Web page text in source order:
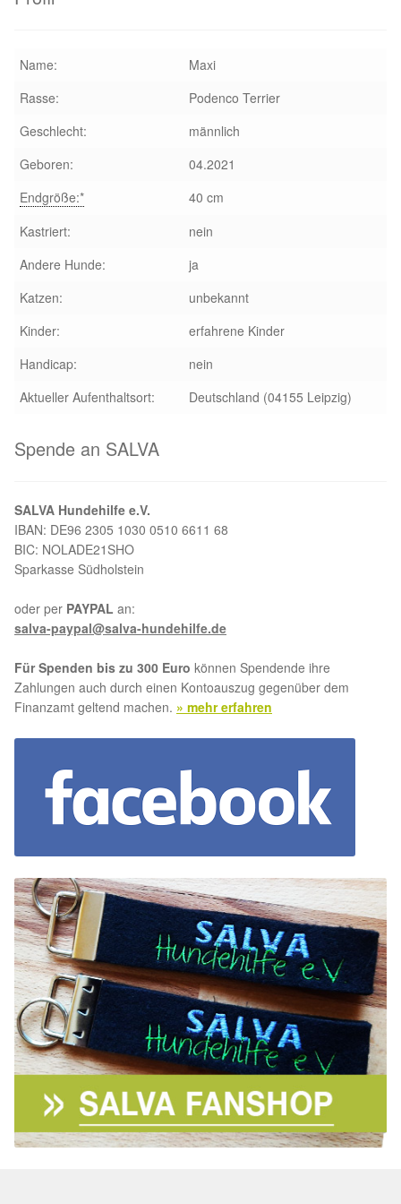
Name:
Maxi
Rasse:
Podenco Terrier
Geschlecht:
männlich
Geboren:
04.2021
Endgröße:*
40 cm
Kastriert:
nein
Andere Hunde:
ja
Katzen:
unbekannt
Kinder:
erfahrene Kinder
Handicap:
nein
Aktueller Aufenthaltsort:
Deutschland (04155 Leipzig)
Spende an SALVA
SALVA Hundehilfe e.V.
IBAN: DE96 2305 1030 0510 6611 68
BIC: NOLADE21SHO
Sparkasse Südholstein
oder per PAYPAL an:
salva-paypal@salva-hundehilfe.de
Für Spenden bis zu 300 Euro können Spendende ihre
Zahlungen auch durch einen Kontoauszug gegenüber dem
Finanzamt geltend machen. » mehr erfahren